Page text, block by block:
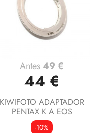
Antes49 €
44 €
KIWIFOTO ADAPTADOR
PENTAX K A EOS
-10%